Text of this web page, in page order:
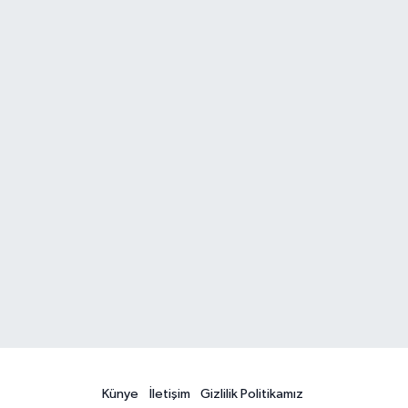
Künye İletişim Gizlilik Politikamız